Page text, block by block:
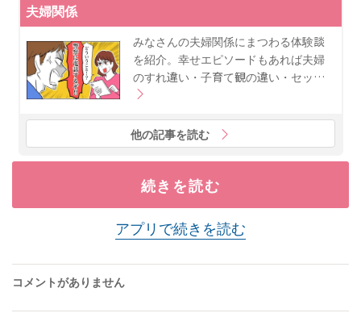
夫婦関係
みなさんの夫婦関係にまつわる体験談
を紹介。幸せエピソードもあれば夫婦
のすれ違い・子育て観の違い・セッ…
他の記事を読む
続きを読む
アプリで続きを読む
コメントがありません